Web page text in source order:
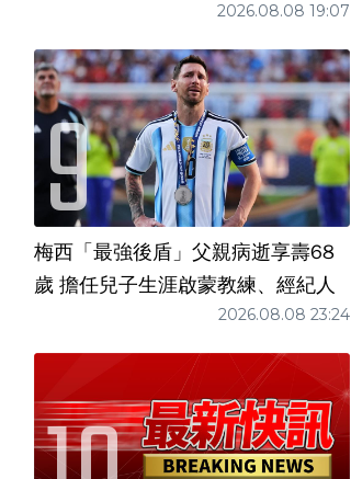
2026.08.08 19:07
梅西「最強後盾」父親病逝享壽68
歲 擔任兒子生涯啟蒙教練、經紀人
2026.08.08 23:24